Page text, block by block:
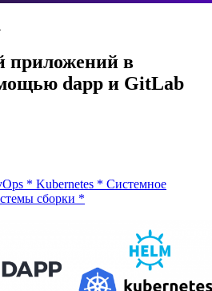
приложений в
dapp и GitLab
* Kubernetes * Системное
сборки *